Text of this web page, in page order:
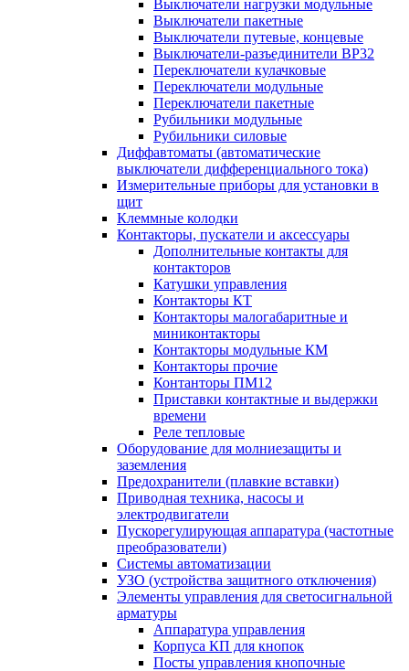
Выключатели нагрузки модульные
Выключатели пакетные
Выключатели путевые, концевые
Выключатели-разъединители ВР32
Переключатели кулачковые
Переключатели модульные
Переключатели пакетные
Рубильники модульные
Рубильники силовые
Диффавтоматы (автоматические
выключатели дифференциального тока)
Измерительные приборы для установки в
щит
Клеммные колодки
Контакторы, пускатели и аксессуары
Дополнительные контакты для
контакторов
Катушки управления
Контакторы КТ
Контакторы малогабаритные и
миниконтакторы
Контакторы модульные КМ
Контакторы прочие
Контанторы ПМ12
Приставки контактные и выдержки
времени
Реле тепловые
Оборудование для молниезащиты и
заземления
Предохранители (плавкие вставки)
Приводная техника, насосы и
электродвигатели
Пускорегулирующая аппаратура (частотные
преобразователи)
Системы автоматизации
УЗО (устройства защитного отключения)
Элементы управления для светосигнальной
арматуры
Аппаратура управления
Корпуса КП для кнопок
Посты управления кнопочные